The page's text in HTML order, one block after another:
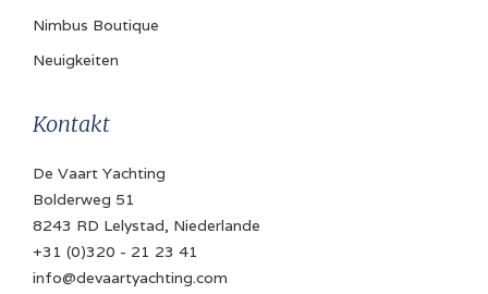
Antrieb
propellor
700 Liter
Bugstrahlruder
elektrisch
Heckstrahlruder
elektrisch
Nimbus Boutique
Neuigkeiten
Kontakt
De Vaart Yachting
Bolderweg 51
8243 RD Lelystad, Niederlande
+31 (0)320 - 21 23 41
info@devaartyachting.com